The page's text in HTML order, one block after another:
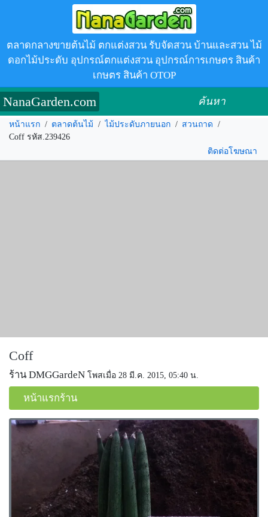
ตลาดกลางขายต้นไม้ ตกแต่งสวน รับจัดสวน บ้านและสวน ไม้
ดอกไม้ประดับ อุปกรณ์ตกแต่งสวน อุปกรณ์การเกษตร สินค้า
เกษตร สินค้า OTOP
NanaGarden.com ค้นหา
หน้าแรก / ตลาดต้นไม้ / ไม้ประดับภายนอก / สวนถาด /
Coff รหัส.239426
ติดต่อโฆษณา
Coff
ร้าน DMGGardeN โพสเมื่อ 28 มี.ค. 2015, 05:40 น.
หน้าแรกร้าน